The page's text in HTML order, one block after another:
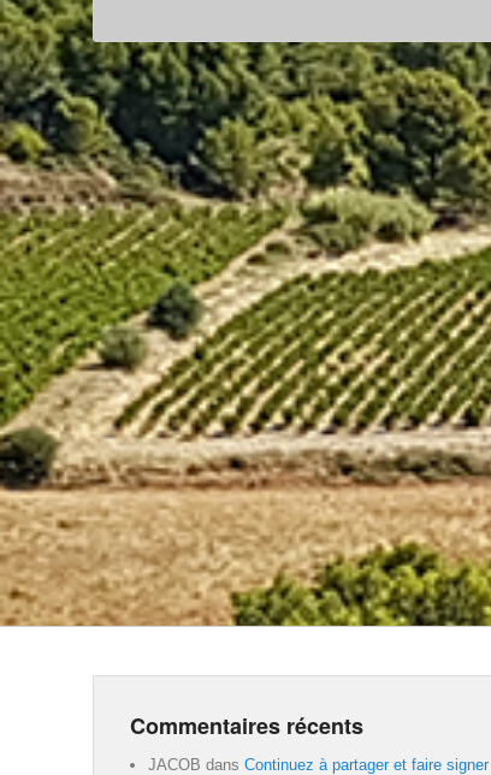
Commentaires récents
JACOB dans Continuez à partager et faire signer